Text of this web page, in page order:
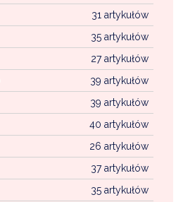
31 artykułów
35 artykułów
27 artykułów
39 artykułów
39 artykułów
40 artykułów
26 artykułów
37 artykułów
35 artykułów